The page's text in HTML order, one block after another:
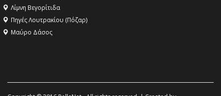
Λίμνη Βεγορίτιδα
Πηγές Λουτρακίου (Πόζαρ)
Μαύρο Δάσος